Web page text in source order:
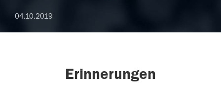
04.10.2019
Erinnerungen